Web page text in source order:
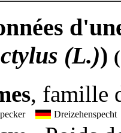
(L.))
, famille